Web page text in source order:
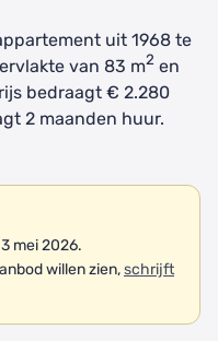
uit 1968 te
van 83 m2 en
bedraagt € 2.280
2 maanden huur.
mei 2026.
willen zien,schrijft